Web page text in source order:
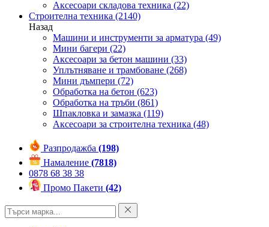
Аксесоари складова техника (22)
Строителна техника (2140)
Назад
Машини и инструменти за арматура (49)
Мини багери (22)
Аксесоари за бетон машини (33)
Уплътняване и трамбоване (268)
Мини дъмпери (72)
Обработка на бетон (623)
Обработка на тръби (861)
Шпакловка и замазка (119)
Аксесоари за строителна техника (48)
Разпродажба (198)
Намаление (7818)
0878 68 38 38
Промо Пакети (42)